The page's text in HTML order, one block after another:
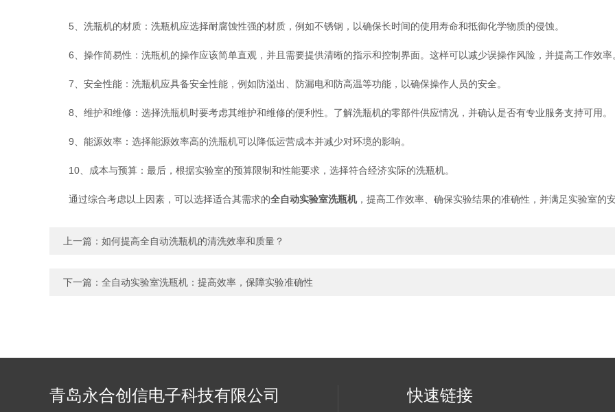
5、洗瓶机的材质：洗瓶机应选择耐腐蚀性强的材质，例如不锈钢，以确保长时间的使用寿命和抵御化学物质的侵蚀。
6、操作简易性：洗瓶机的操作应该简单直观，并且需要提供清晰的指示和控制界面。这样可以减少误操作风险，并提高工作效率
7、安全性能：洗瓶机应具备安全性能，例如防溢出、防漏电和防高温等功能，以确保操作人员的安全。
8、维护和维修：选择洗瓶机时要考虑其维护和维修的便利性。了解洗瓶机的零部件供应情况，并确认是否有专业服务支持可用。
9、能源效率：选择能源效率高的洗瓶机可以降低运营成本并减少对环境的影响。
10、成本与预算：最后，根据实验室的预算限制和性能要求，选择符合经济实际的洗瓶机。
通过综合考虑以上因素，可以选择适合其需求的全自动实验室洗瓶机，提高工作效率、确保实验结果的准确性，并满足实验室的
上一篇： 如何提高全自动洗瓶机的清洗效率和质量？
下一篇： 全自动实验室洗瓶机：提高效率，保障实验准确性
青岛永合创信电子科技有限公司 快速链接